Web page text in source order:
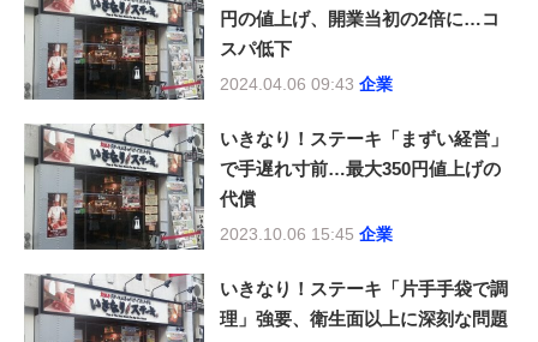
円の値上げ、開業当初の2倍に…コ
スパ低下
2024.04.06 09:43 企業
いきなり！ステーキ「まずい経営」
で手遅れ寸前…最大350円値上げの
代償
2023.10.06 15:45 企業
いきなり！ステーキ「片手手袋で調
理」強要、衛生面以上に深刻な問題